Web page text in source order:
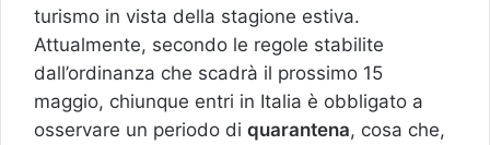
turismo in vista della stagione estiva.
Attualmente, secondo le regole stabilite
dall’ordinanza che scadrà il prossimo 15
maggio, chiunque entri in Italia è obbligato a
osservare un periodo di quarantena, cosa che,